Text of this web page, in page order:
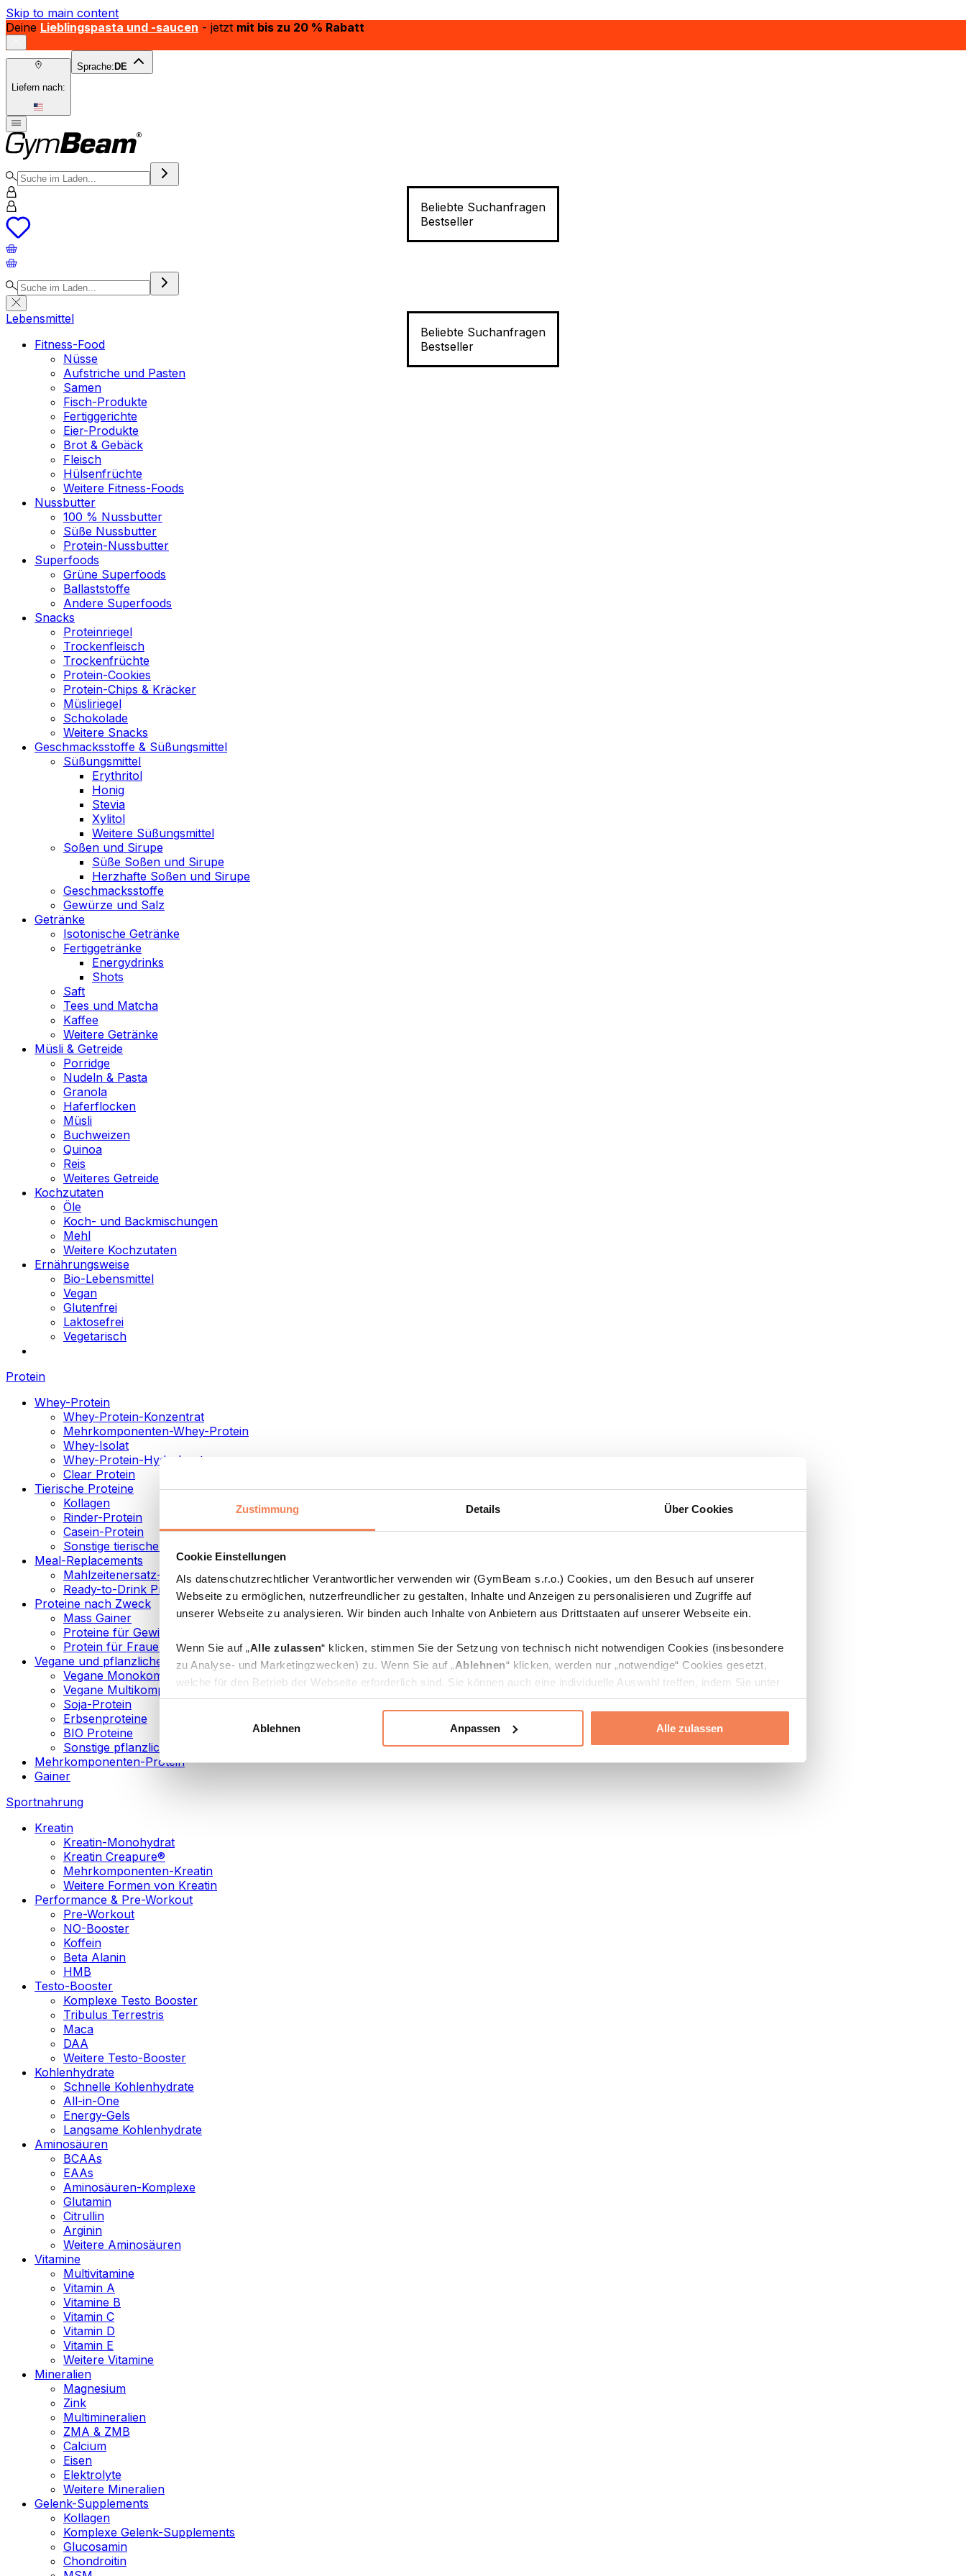
Zustimmung Details Über Cookies
Cookie Einstellungen
Als datenschutzrechtlicher Verantwortlicher verwenden wir (GymBeam s.r.o.) Cookies, um den Besuch auf unserer
Webseite zu ermöglichen, nutzerfreundlicher zu gestalten, Inhalte und Anzeigen zu personalisieren und Zugriffe auf
unserer Webseite zu analysieren. Wir binden auch Inhalte von Anbietern aus Drittstaaten auf unserer Webseite ein.
Wenn Sie auf „Alle zulassen“ klicken, stimmen Sie der Setzung von technisch nicht notwendigen Cookies (insbesondere
zu Analyse- und Marketingzwecken) zu. Wenn Sie auf „Ablehnen“ klicken, werden nur „notwendige“ Cookies gesetzt,
welche für den Betrieb der Webseite erforderlich sind. Sie können auch eine individuelle Auswahl treffen, indem Sie unter
„Anpassen“ einzelne Kategorien an- oder abwählen und „Auswahl erlauben“ klicken.
Weitere Informationen über die Verarbeitung Ihrer Daten finden Sie in den Unterpunkten „Details“ und „Über Cookies“
Ablehnen Anpassen Alle zulassen
Skip to main content
Deine Lieblingspasta und -saucen - jetzt mit bis zu 20 % Rabatt
Liefern nach:
Sprache: DE
Beliebte Suchanfragen
Bestseller
Beliebte Suchanfragen
Bestseller
Lebensmittel
Fitness-Food
Nüsse
Aufstriche und Pasten
Samen
Fisch-Produkte
Fertiggerichte
Eier-Produkte
Brot & Gebäck
Fleisch
Hülsenfrüchte
Weitere Fitness-Foods
Nussbutter
100 % Nussbutter
Süße Nussbutter
Protein-Nussbutter
Superfoods
Grüne Superfoods
Ballaststoffe
Andere Superfoods
Snacks
Proteinriegel
Trockenfleisch
Trockenfrüchte
Protein-Cookies
Protein-Chips & Kräcker
Müsliriegel
Schokolade
Weitere Snacks
Geschmacksstoffe & Süßungsmittel
Süßungsmittel
Erythritol
Honig
Stevia
Xylitol
Weitere Süßungsmittel
Soßen und Sirupe
Süße Soßen und Sirupe
Herzhafte Soßen und Sirupe
Geschmacksstoffe
Gewürze und Salz
Getränke
Isotonische Getränke
Fertiggetränke
Energydrinks
Shots
Saft
Tees und Matcha
Kaffee
Weitere Getränke
Müsli & Getreide
Porridge
Nudeln & Pasta
Granola
Haferflocken
Müsli
Buchweizen
Quinoa
Reis
Weiteres Getreide
Kochzutaten
Öle
Koch- und Backmischungen
Mehl
Weitere Kochzutaten
Ernährungsweise
Bio-Lebensmittel
Vegan
Glutenfrei
Laktosefrei
Vegetarisch
Protein
Whey-Protein
Whey-Protein-Konzentrat
Mehrkomponenten-Whey-Protein
Whey-Isolat
Whey-Protein-Hydrolysat
Clear Protein
Tierische Proteine
Kollagen
Rinder-Protein
Casein-Protein
Sonstige tierische Proteine
Meal-Replacements
Mahlzeitenersatz-Pulver
Ready-to-Drink Proteingetränke
Proteine nach Zweck
Mass Gainer
Proteine für Gewichtsverlust
Protein für Frauen
Vegane und pflanzliche Proteine
Vegane Monokomponenten-Proteine
Vegane Multikomponenten-Proteine
Soja-Protein
Erbsenproteine
BIO Proteine
Sonstige pflanzliche Proteine
Mehrkomponenten-Protein
Gainer
Sportnahrung
Kreatin
Kreatin-Monohydrat
Kreatin Creapure®
Mehrkomponenten-Kreatin
Weitere Formen von Kreatin
Performance & Pre-Workout
Pre-Workout
NO-Booster
Koffein
Beta Alanin
HMB
Testo-Booster
Komplexe Testo Booster
Tribulus Terrestris
Maca
DAA
Weitere Testo-Booster
Kohlenhydrate
Schnelle Kohlenhydrate
All-in-One
Energy-Gels
Langsame Kohlenhydrate
Aminosäuren
BCAAs
EAAs
Aminosäuren-Komplexe
Glutamin
Citrullin
Arginin
Weitere Aminosäuren
Vitamine
Multivitamine
Vitamin A
Vitamine B
Vitamin C
Vitamin D
Vitamin E
Weitere Vitamine
Mineralien
Magnesium
Zink
Multimineralien
ZMA & ZMB
Calcium
Eisen
Elektrolyte
Weitere Mineralien
Gelenk-Supplements
Kollagen
Komplexe Gelenk-Supplements
Glucosamin
Chondroitin